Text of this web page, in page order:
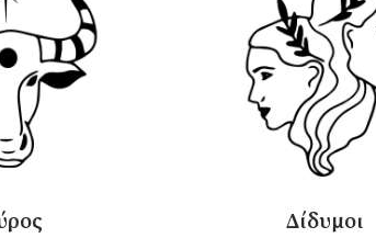
Δίδυμοι